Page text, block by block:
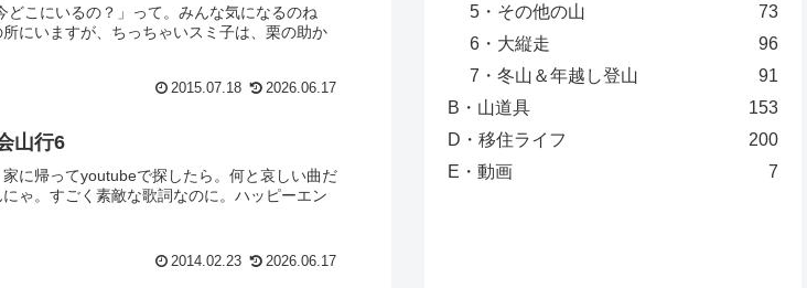
こにいるの？」って。みんな気になるのね
にいますが、ちっちゃいスミ子は、栗の助か
2015.07.18 2026.06.17
山行6
に帰ってyoutubeで探したら。何と哀しい曲だ
ゃ。すごく素敵な歌詞なのに。ハッピーエン
2014.02.23 2026.06.17
5・その他の山
73
6・大縦走
96
7・冬山＆年越し登山
91
B・山道具
153
D・移住ライフ
200
E・動画
7